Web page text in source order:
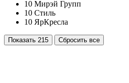
10 Мирэй Групп
10 Стиль
10 ЯрКресла
Показать 215 Сбросить все